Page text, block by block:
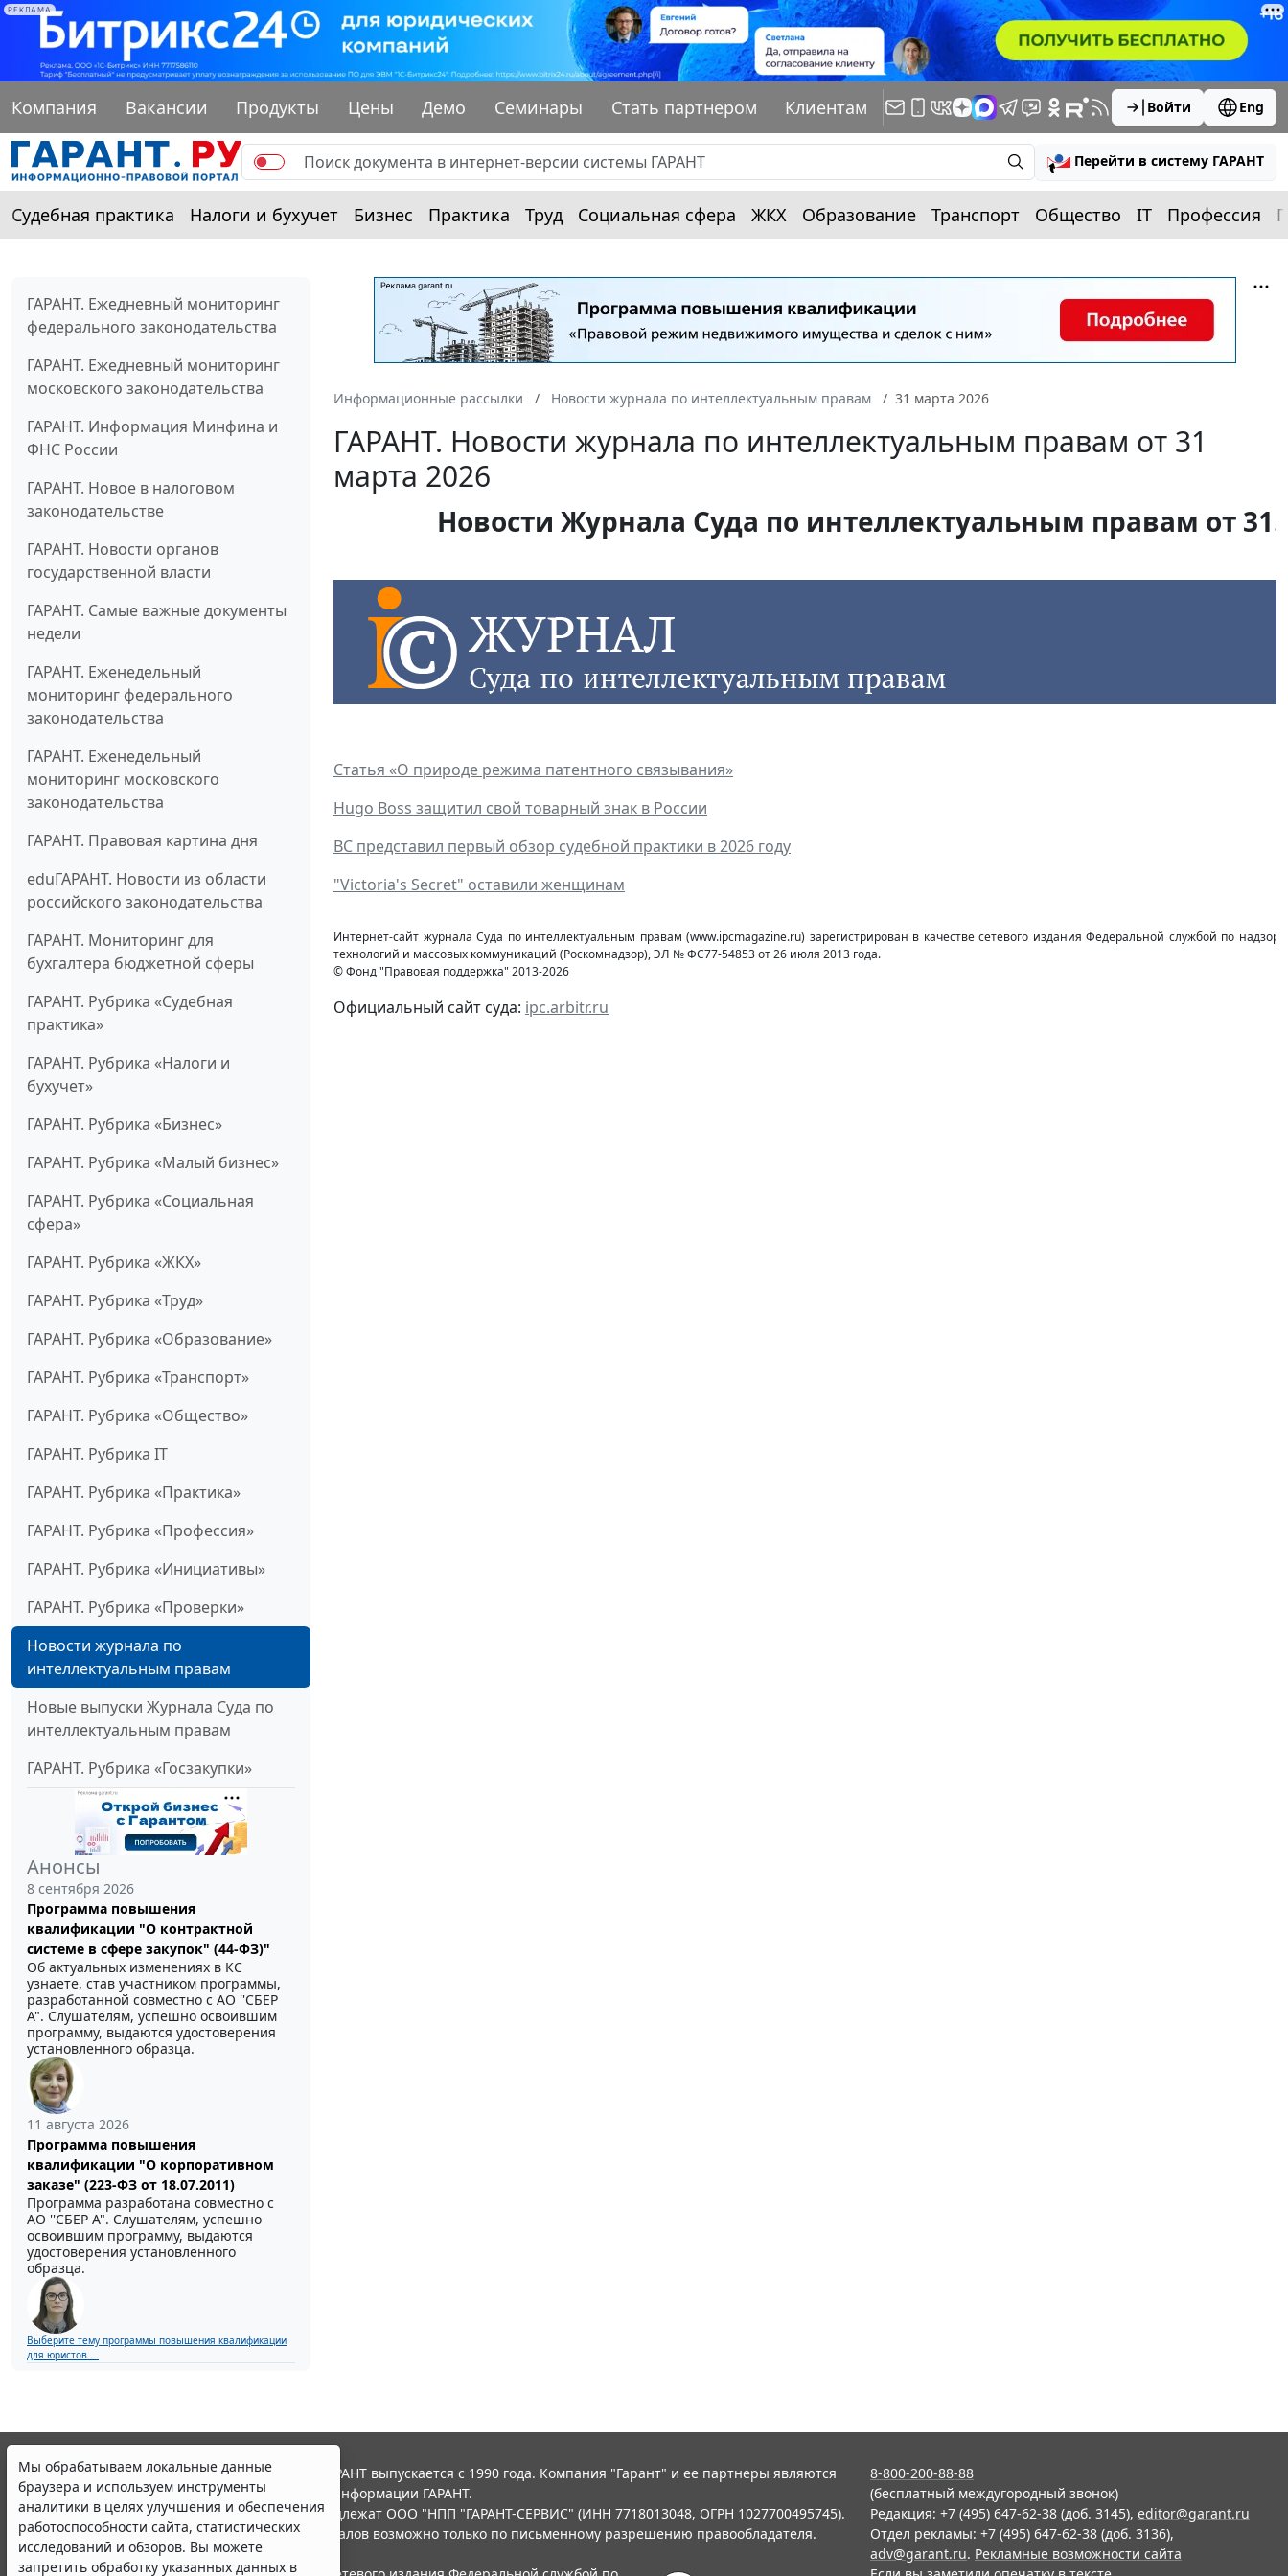
РЕКЛАМА
Компания Вакансии Продукты Цены Демо Семинары Стать партнером Клиентам Войти Eng
Перейти в систему ГАРАНТ
Судебная практика Налоги и бухучет Бизнес Практика Труд Социальная сфера ЖКХ Образование Транспорт Общество IT Профессия
ГАРАНТ. Ежедневный мониторинг
федерального законодательства
ГАРАНТ. Ежедневный мониторинг
московского законодательства
ГАРАНТ. Информация Минфина и
ФНС России
ГАРАНТ. Новое в налоговом
законодательстве
ГАРАНТ. Новости органов
государственной власти
ГАРАНТ. Самые важные документы
недели
ГАРАНТ. Еженедельный
мониторинг федерального
законодательства
ГАРАНТ. Еженедельный
мониторинг московского
законодательства
ГАРАНТ. Правовая картина дня
eduГАРАНТ. Новости из области
российского законодательства
ГАРАНТ. Мониторинг для
бухгалтера бюджетной сферы
ГАРАНТ. Рубрика «Судебная
практика»
ГАРАНТ. Рубрика «Налоги и
бухучет»
ГАРАНТ. Рубрика «Бизнес»
ГАРАНТ. Рубрика «Малый бизнес»
ГАРАНТ. Рубрика «Социальная
сфера»
ГАРАНТ. Рубрика «ЖКХ»
ГАРАНТ. Рубрика «Труд»
ГАРАНТ. Рубрика «Образование»
ГАРАНТ. Рубрика «Транспорт»
ГАРАНТ. Рубрика «Общество»
ГАРАНТ. Рубрика IT
ГАРАНТ. Рубрика «Практика»
ГАРАНТ. Рубрика «Профессия»
ГАРАНТ. Рубрика «Инициативы»
ГАРАНТ. Рубрика «Проверки»
Новости журнала по
интеллектуальным правам
Новые выпуски Журнала Суда по
интеллектуальным правам
ГАРАНТ. Рубрика «Госзакупки»
Анонсы
8 сентября 2026
Программа повышения
квалификации "О контрактной
системе в сфере закупок" (44-ФЗ)"
Об актуальных изменениях в КС
узнаете, став участником программы,
разработанной совместно с АО ''СБЕР
А". Слушателям, успешно освоившим
программу, выдаются удостоверения
установленного образца.
11 августа 2026
Программа повышения
квалификации "О корпоративном
заказе" (223-ФЗ от 18.07.2011)
Программа разработана совместно с
АО ''СБЕР А". Слушателям, успешно
освоившим программу, выдаются
удостоверения установленного
образца.
Выберите тему программы повышения квалификации
для юристов ...
Информационные рассылки Новости журнала по интеллектуальным правам 31 марта 2026
ГАРАНТ. Новости журнала по интеллектуальным правам от 31
марта 2026
Новости Журнала Суда по интеллектуальным правам от
Статья «О природе режима патентного связывания»
Hugo Boss защитил свой товарный знак в России
ВС представил первый обзор судебной практики в 2026 году
"Victoria's Secret" оставили женщинам
Интернет-сайт журнала Суда по интеллектуальным правам (www.ipcmagazine.ru) зарегистрирован в качестве сетевого издания Федеральной службой по
технологий и массовых коммуникаций (Роcкомнадзор), ЭЛ № ФС77-54853 от 26 июля 2013 года.
© Фонд "Правовая поддержка" 2013-2026
Официальный сайт суда: ipc.arbitr.ru
Мы обрабатываем локальные данные
браузера и используем инструменты
аналитики в целях улучшения и обеспечения
работоспособности сайта, статистических
исследований и обзоров. Вы можете
запретить обработку указанных данных в
© ООО "НПП "ГАРАНТ-СЕРВИС", 2026. Система ГАРАНТ выпускается с 1990 года. Компания "Гарант" и ее партнеры являются
участниками Российской ассоциации правовой информации ГАРАНТ.
Все права на материалы сайта ГАРАНТ.РУ принадлежат ООО "НПП "ГАРАНТ-СЕРВИС" (ИНН 7718013048, ОГРН 1027700495745).
Полное или частичное воспроизведение материалов возможно только по письменному разрешению правообладателя.
Правила использования портала.
8-800-200-88-88
(бесплатный междугородный звонок)
Редакция: +7 (495) 647-62-38 (доб. 3145), editor@garant.ru
Отдел рекламы: +7 (495) 647-62-38 (доб. 3136),
adv@garant.ru. Рекламные возможности сайта